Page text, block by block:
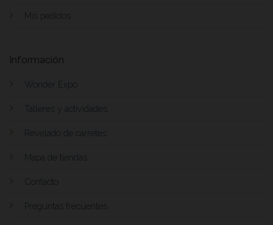
Mis pedidos
Información
Wonder Expo
Talleres y actividades
Revelado de carretes
Mapa de tiendas
Contacto
Preguntas frecuentes